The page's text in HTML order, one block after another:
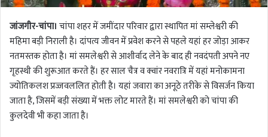
जांजगीर-चांपा। चांपा शहर में जमींदार परिवार द्वारा स्थापित मां सम्लेश्वरी की
महिमा बड़ी निराली है। दांपत्य जीवन में प्रवेश करने से पहले यहां हर जोड़ा आकर
नतमस्तक होता है। मां समलेश्वरी से आशीर्वाद लेने के बाद ही नवदंपती अपने नए
गृहस्थी की शुरूआत करते हैं। हर साल चैत्र व क्वांर नवरात्रि में यहां मनोकामना
ज्योतिकलश प्रज्जवललित होती है। यहां जवारा का अनूठे तरीके से विसर्जन किया
जाता है, जिसमें बड़ी संख्या में भक्त लोट मारते हैं। मां समलेश्वरी को चांपा की
कुलदेवी भी कहा जाता है।